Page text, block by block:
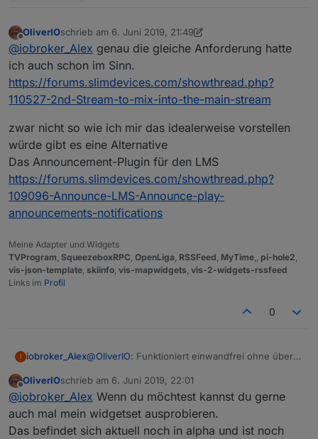
Offline
OliverIOschrieb am 6. Juni 2019, 21:49
zuletzt editiert von OliverIO 6. Juli 2019, 00:01
@iobroker_Alex genau die gleiche Anforderung hatte
ich auch schon im Sinn.
https://forums.slimdevices.com/showthread.php?
110527-2nd-Stream-to-mix-into-the-main-stream
zwar nicht so wie ich mir das idealerweise vorstellen
würde gibt es eine Alternative
Das Announcement-Plugin für den LMS
https://forums.slimdevices.com/showthread.php?
109096-Announce-LMS-Announce-play-
announcements-notifications
Meine Adapter und Widgets
TVProgram, SqueezeboxRPC, OpenLiga, RSSFeed, MyTime,, pi-hole2,
vis-json-template, skiinfo, vis-mapwidgets, vis-2-widgets-rssfeed
Links im Profil
0
I iobroker_Alex@OliverIO: Funktioniert einwandfrei ohne über
Da du nach einer Wunschliste fragst:
Ich bin aktuell noch "Anti-Alexa" würde aber
gerne eine einseitige Kommunikation erlauben.
Beispiel: Es klingelt. => LMS-Player spielen eine
Dann könnte man das noch weiter denken: Der
Sayit-Adapter kann eine .mp3 erstellen. Diese
Offline
OliverIOschrieb am 6. Juni 2019, 22:01
zuletzt editiert von
@iobroker_Alex Wenn du möchtest kannst du gerne
auch mal mein widgetset ausprobieren.
Das befindet sich aktuell noch in alpha und ist noch